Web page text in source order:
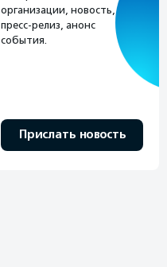
организации, новость,
пресс-релиз, анонс
события.
Прислать новость